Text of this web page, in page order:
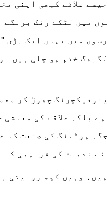
علاقے کبھی اپنی
میں لٹکے رنگ برنگے
میں یہاں ایک بڑی
ختم ہو چلی ہیں
چھوڑ کر
بلکہ علاقے کی معاشی
ہوٹلنگ کی صنعت کا
خدمات کی فراہمی کا
وہیں کچھ روایتی